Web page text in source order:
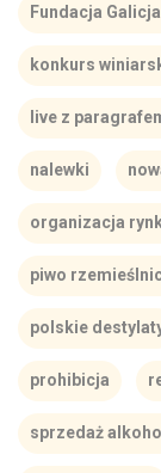
Fundacja
konkurs
live z
nalewki
organizacja
piwo
polskie
prohibicja
sprzedaż